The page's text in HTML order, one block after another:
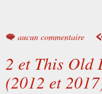
aucun commentaire
2 et This Old
(2012 et